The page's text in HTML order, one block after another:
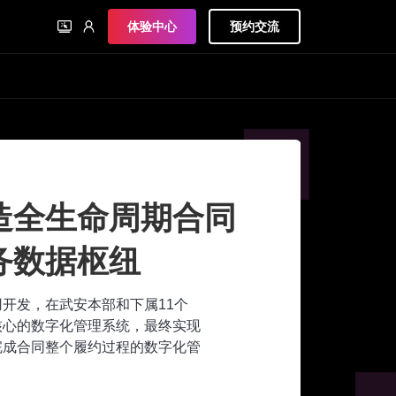
体验中心 预约交流
生命周期合同
数据枢纽
发，在武安本部和下属11个
的数字化管理系统，最终实现
合同整个履约过程的数字化管